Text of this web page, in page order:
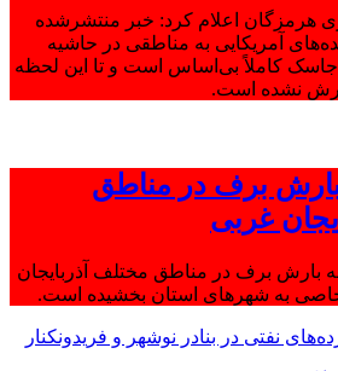
هرمزگان اعلام کرد: خبر منتشرشده
آمریکایی به مناطقی در حاشیه
کاملاً بی‌اساس است و تا این لحظه
نشده است.
برف در مناطق
غربی
بارش برف در مناطق مختلف آذربایجان
به شهرهای استان بخشیده است.